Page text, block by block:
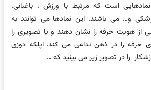
نمادهایی است که مرتبط با ورزش ، باغبانی،
و… می باشند. این نمادها می توانند به
هویت حرفه را نشان دهند و یا تصویری را
حرفه را در ذهن تداعی می کند. اپلکه دوزی
را در تصویر زیر می بینید که …